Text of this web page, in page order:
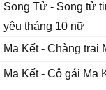
Song Tử - Song tử
yêu tháng 10 nữ
Ma Kết - Chàng trai
Ma Kết - Cô gái Ma